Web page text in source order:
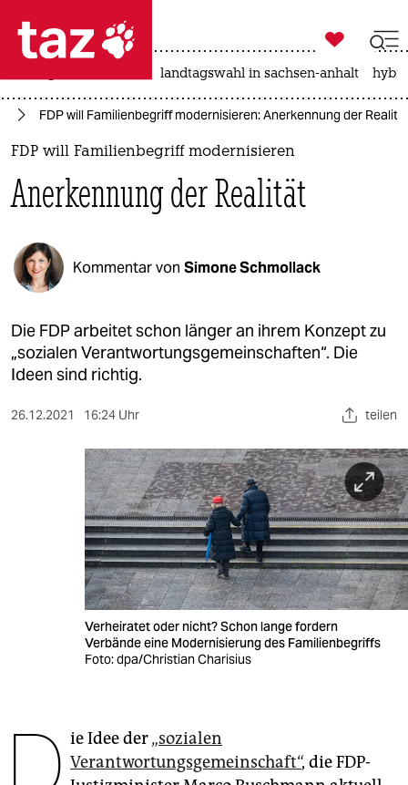
 taz zahl ich
taz zahl ich
politik
öko
gesellschaft
kultur
sport
berlin
wahrheit
veranstaltungen

taz zahl ich
landtagswahl in sachsen-anhalt
FDP will Familienbegriff modernisieren: Anerkennung der
FDP will Familienbegriff modernisieren
Anerkennung der Realität
Kommentar von Simone Schmollack
Die FDP arbeitet schon länger an ihrem Konzept zu
„sozialen Verantwortungsgemeinschaften“. Die
Ideen sind richtig.
26.12.2021 16:24 Uhr teilen
Verheiratet oder nicht? Schon lange fordern
Verbände eine Modernisierung des Familienbegriffs
Foto: dpa/Christian Charisius
ie Idee der„sozialen
Verantwortungsgemeinschaft“, die FDP-